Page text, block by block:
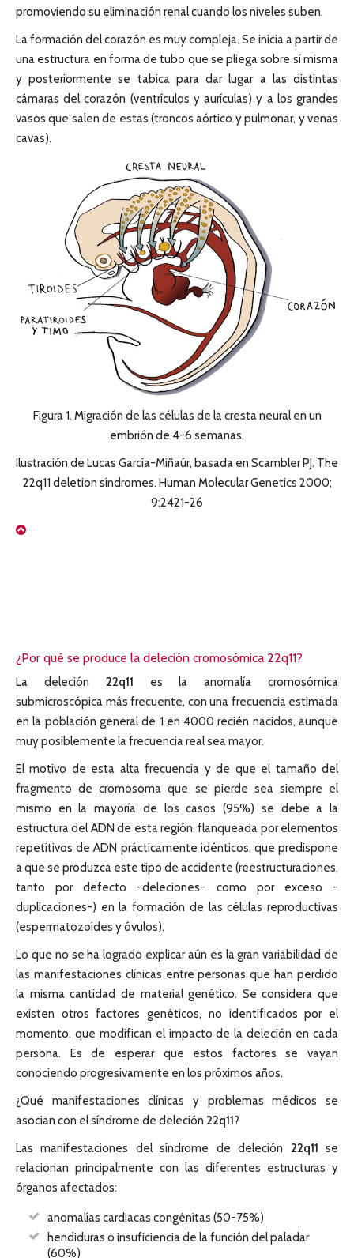
promoviendo su eliminación renal cuando los niveles suben.
La formación del corazón es muy compleja. Se inicia a partir de
una estructura en forma de tubo que se pliega sobre sí misma
y posteriormente se tabica para dar lugar a las distintas
cámaras del corazón (ventrículos y aurículas) y a los grandes
vasos que salen de estas (troncos aórtico y pulmonar, y venas
cavas).
Figura 1. Migración de las células de la cresta neural en un
embrión de 4-6 semanas.
Ilustración de Lucas García-Miñaúr, basada en Scambler PJ. The
22q11 deletion síndromes. Human Molecular Genetics 2000;
9:2421-26
¿Por qué se produce la deleción cromosómica 22q11?
La deleción 22q11 es la anomalía cromosómica
submicroscópica más frecuente, con una frecuencia estimada
en la población general de 1 en 4000 recién nacidos, aunque
muy posiblemente la frecuencia real sea mayor.
El motivo de esta alta frecuencia y de que el tamaño del
fragmento de cromosoma que se pierde sea siempre el
mismo en la mayoría de los casos (95%) se debe a la
estructura del ADN de esta región, flanqueada por elementos
repetitivos de ADN prácticamente idénticos, que predispone
a que se produzca este tipo de accidente (reestructuraciones,
tanto por defecto -deleciones- como por exceso -
duplicaciones-) en la formación de las células reproductivas
(espermatozoides y óvulos).
Lo que no se ha logrado explicar aún es la gran variabilidad de
las manifestaciones clínicas entre personas que han perdido
la misma cantidad de material genético. Se considera que
existen otros factores genéticos, no identificados por el
momento, que modifican el impacto de la deleción en cada
persona. Es de esperar que estos factores se vayan
conociendo progresivamente en los próximos años.
¿Qué manifestaciones clínicas y problemas médicos se
asocian con el síndrome de deleción 22q11?
Las manifestaciones del síndrome de deleción 22q11 se
relacionan principalmente con las diferentes estructuras y
órganos afectados:
anomalías cardiacas congénitas (50-75%)
hendiduras o insuficiencia de la función del paladar
(60%)